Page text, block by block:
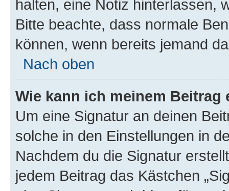
halten, eine Notiz hinterlassen,
Bitte beachte, dass normale
können, wenn bereits jemand
Nach oben
Wie kann ich meinem
Um eine Signatur an deinen
solche in den Einstellungen in
Nachdem du die Signatur
jedem Beitrag das Kästchen